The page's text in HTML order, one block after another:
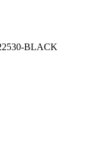
BLACK